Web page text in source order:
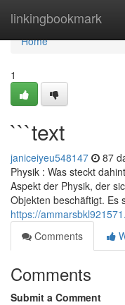
linkingbookmark
Home
Home
1
```text
janiceiyeu548147 87
Physik : Was steckt
Aspekt der Physik, der
Objekten beschäftigt. Es
https://
Comments
Comments
Submit a Comment